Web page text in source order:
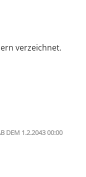
verzeichnet.
DEM 1.2.2043 00:00